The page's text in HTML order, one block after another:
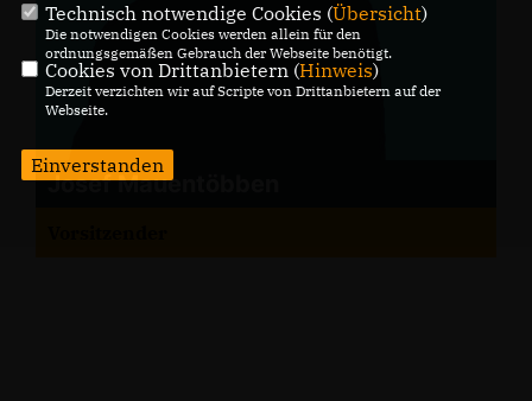
Josef Mauentöbben
Technisch notwendige Cookies (Übersicht)
Die notwendigen Cookies werden allein für den
ordnungsgemäßen Gebrauch der Webseite benötigt.
Cookies von Drittanbietern (Hinweis)
Derzeit verzichten wir auf Scripte von Drittanbietern auf der
Webseite.
Einverstanden